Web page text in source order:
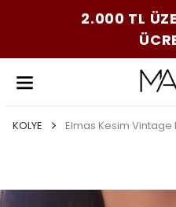
2.000 TL
KOLYE Elmas Kesim Vintage